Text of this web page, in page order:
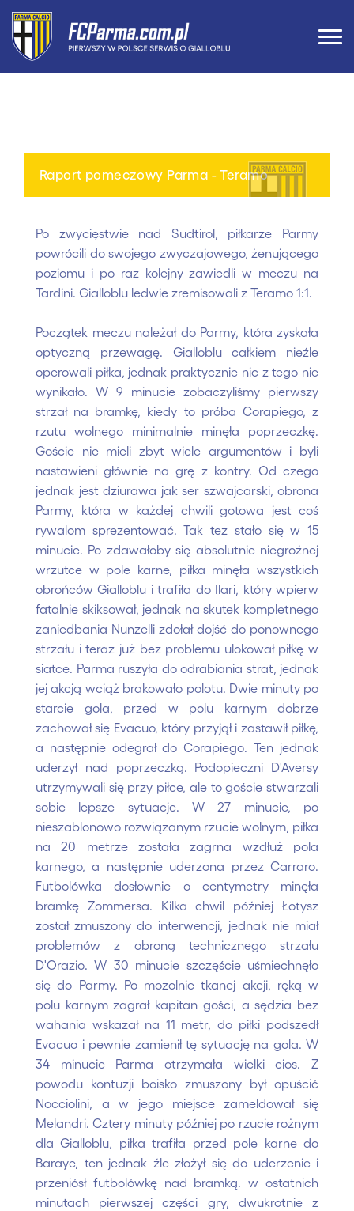
Raport pomeczowy Parma - Teramo
Po zwycięstwie nad Sudtirol, piłkarze Parmy
powrócili do swojego zwyczajowego, żenującego
poziomu i po raz kolejny zawiedli w meczu na
Tardini. Gialloblu ledwie zremisowali z Teramo 1:1.
Początek meczu należał do Parmy, która zyskała
optyczną przewagę. Gialloblu całkiem nieźle
operowali piłka, jednak praktycznie nic z tego nie
wynikało. W 9 minucie zobaczyliśmy pierwszy
strzał na bramkę, kiedy to próba Corapiego, z
rzutu wolnego minimalnie minęła poprzeczkę.
Goście nie mieli zbyt wiele argumentów i byli
nastawieni głównie na grę z kontry. Od czego
jednak jest dziurawa jak ser szwajcarski, obrona
Parmy, która w każdej chwili gotowa jest coś
rywalom sprezentować. Tak tez stało się w 15
minucie. Po zdawałoby się absolutnie niegroźnej
wrzutce w pole karne, piłka minęła wszystkich
obrońców Gialloblu i trafiła do Ilari, który wpierw
fatalnie skiksował, jednak na skutek kompletnego
zaniedbania Nunzelli zdołał dojść do ponownego
strzału i teraz już bez problemu ulokował piłkę w
siatce. Parma ruszyła do odrabiania strat, jednak
jej akcją wciąż brakowało polotu. Dwie minuty po
starcie gola, przed w polu karnym dobrze
zachował się Evacuo, który przyjął i zastawił piłkę,
a następnie odegrał do Corapiego. Ten jednak
uderzył nad poprzeczką. Podopieczni D'Aversy
utrzymywali się przy piłce, ale to goście stwarzali
sobie lepsze sytuacje. W 27 minucie, po
nieszablonowo rozwiązanym rzucie wolnym, piłka
na 20 metrze została zagrna wzdłuż pola
karnego, a następnie uderzona przez Carraro.
Futbolówka dosłownie o centymetry minęła
bramkę Zommersa. Kilka chwil później Łotysz
został zmuszony do interwencji, jednak nie miał
problemów z obroną technicznego strzału
D'Orazio. W 30 minucie szczęście uśmiechnęło
się do Parmy. Po mozolnie tkanej akcji, ręką w
polu karnym zagrał kapitan gości, a sędzia bez
wahania wskazał na 11 metr, do piłki podszedł
Evacuo i pewnie zamienił tę sytuację na gola. W
34 minucie Parma otrzymała wielki cios. Z
powodu kontuzji boisko zmuszony był opuścić
Nocciolini, a w jego miejsce zameldował się
Melandri. Cztery minuty później po rzucie rożnym
dla Gialloblu, piłka trafiła przed pole karne do
Baraye, ten jednak źle złożył się do uderzenie i
przeniósł futbolówkę nad bramką. w ostatnich
minutach pierwszej części gry, dwukrotnie z